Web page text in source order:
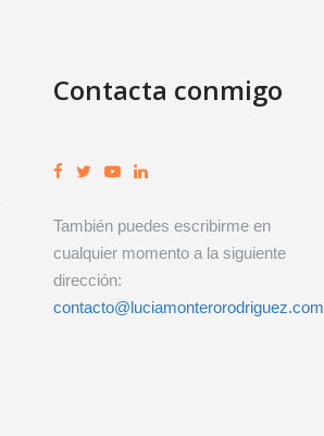
Contacta conmigo
También puedes escribirme en
cualquier momento a la siguiente
dirección:
contacto@luciamonterorodriguez.com